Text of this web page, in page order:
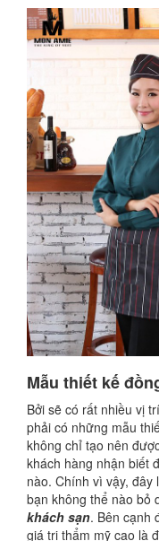
Mẫu thiết kế
Bởi sẽ có rất nhiều vị
phải có những mẫu
không chỉ tạo nên
khách hàng nhận biết
nào. Chính vì vậy,
bạn không thể nào bỏ
khách sạn. Bên cạnh
giá trị thẩm mỹ cao là